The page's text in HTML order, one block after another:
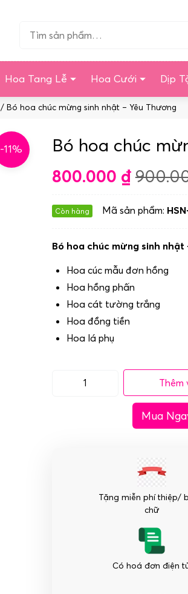
Tìm…
Hoa Tang Lễ Hoa Cưới Dịp
/ Bó hoa chúc mừng sinh nhật – Yêu Thương
-11% Bó hoa chúc
800.000 ₫
Còn hàng Mã sản phẩm:
Bó hoa chúc mừng sinh nhật
Hoa cúc mẫu đơn hồng
Hoa hồng phấn
Hoa cát tường trắng
Hoa đồng tiền
Hoa lá phụ
Bó
Yêu
Thương
Thêm
Mua
Tặng miễn phí thiệp/
chữ
Có hoá đơn điện